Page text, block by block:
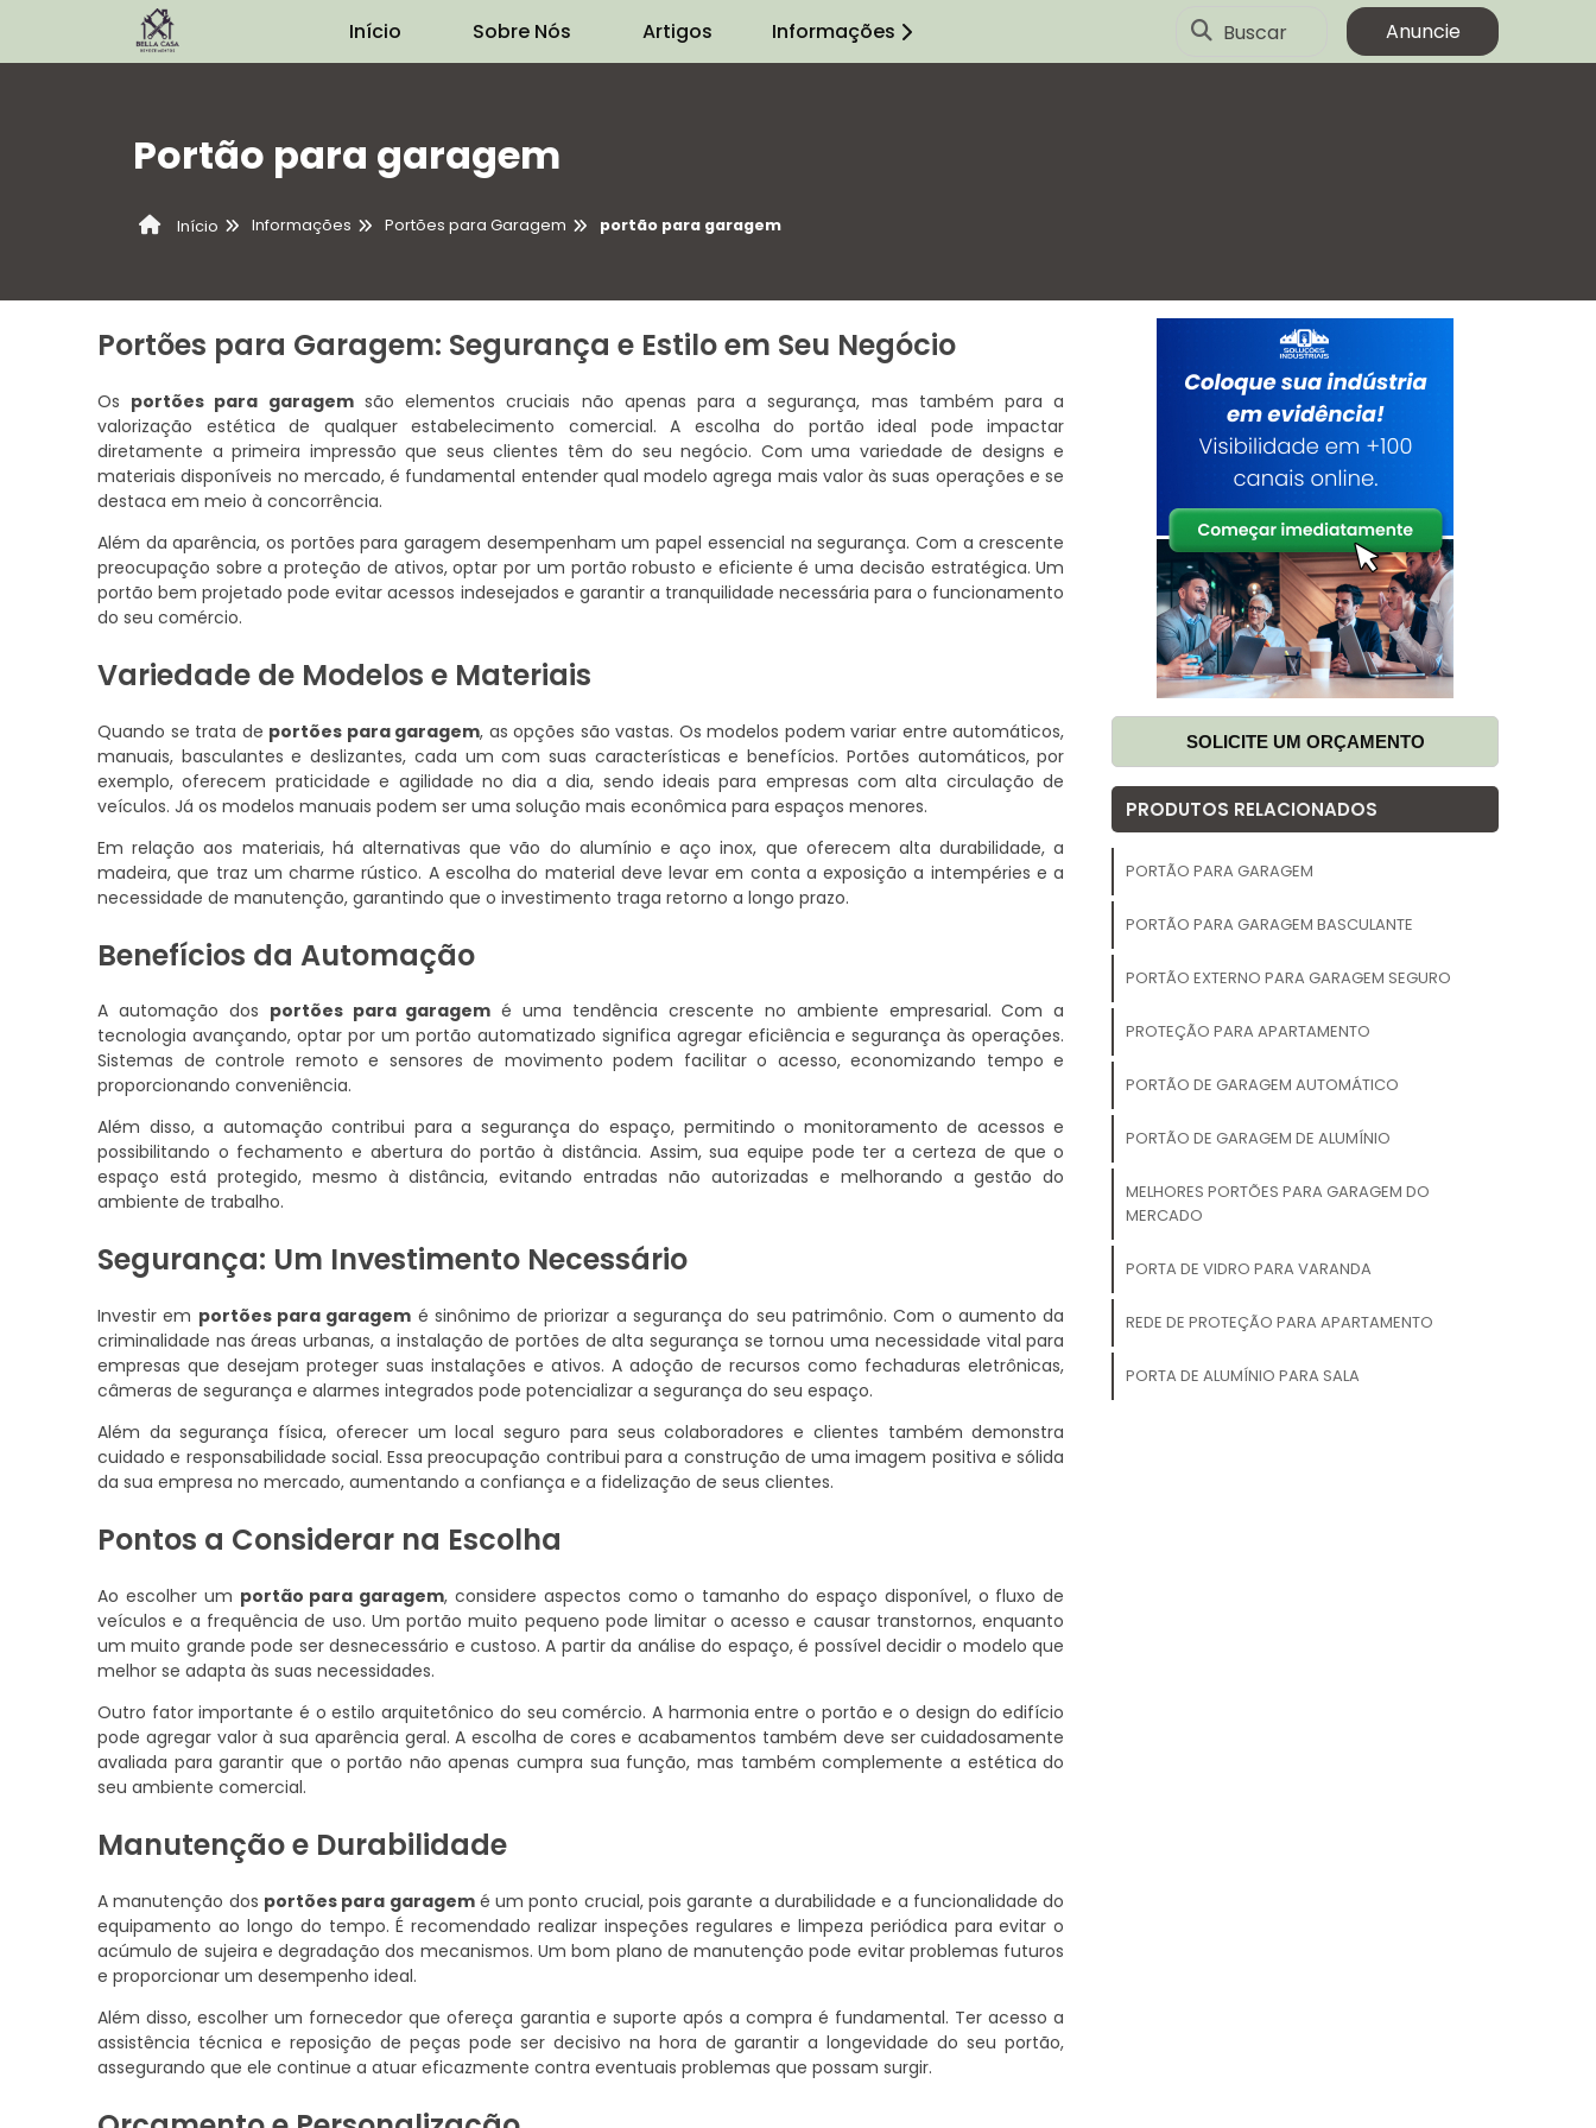
Início Sobre Nós Artigos Informações Buscar Anuncie
Portão para garagem
Início Informações Portões para Garagem portão para garagem
Portões para Garagem: Segurança e Estilo em Seu Negócio
Os portões para garagemsão elementos cruciais não apenas para a segurança, mas também para a
valorização estética de qualquer estabelecimento comercial. A escolha do portão ideal pode impactar
diretamente a primeira impressão que seus clientes têm do seu negócio. Com uma variedade de designs e
materiais disponíveis no mercado, é fundamental entender qual modelo agrega mais valor às suas operações e se
destaca em meio à concorrência.
Além da aparência, os portões para garagem desempenham um papel essencial na segurança. Com a crescente
preocupação sobre a proteção de ativos, optar por um portão robusto e eficiente é uma decisão estratégica. Um
portão bem projetado pode evitar acessos indesejados e garantir a tranquilidade necessária para o funcionamento
do seu comércio.
Variedade de Modelos e Materiais
Quando se trata de portões para garagem, as opções são vastas. Os modelos podem variar entre automáticos,
manuais, basculantes e deslizantes, cada um com suas características e benefícios. Portões automáticos, por
exemplo, oferecem praticidade e agilidade no dia a dia, sendo ideais para empresas com alta circulação de
veículos. Já os modelos manuais podem ser uma solução mais econômica para espaços menores.
Em relação aos materiais, há alternativas que vão do alumínio e aço inox, que oferecem alta durabilidade, a
madeira, que traz um charme rústico. A escolha do material deve levar em conta a exposição a intempéries e a
necessidade de manutenção, garantindo que o investimento traga retorno a longo prazo.
Benefícios da Automação
A automação dos portões para garagem é uma tendência crescente no ambiente empresarial. Com a
tecnologia avançando, optar por um portão automatizado significa agregar eficiência e segurança às operações.
Sistemas de controle remoto e sensores de movimento podem facilitar o acesso, economizando tempo e
proporcionando conveniência.
Além disso, a automação contribui para a segurança do espaço, permitindo o monitoramento de acessos e
possibilitando o fechamento e abertura do portão à distância. Assim, sua equipe pode ter a certeza de que o
espaço está protegido, mesmo à distância, evitando entradas não autorizadas e melhorando a gestão do
ambiente de trabalho.
Segurança: Um Investimento Necessário
Investir em portões para garagem é sinônimo de priorizar a segurança do seu patrimônio. Com o aumento da
criminalidade nas áreas urbanas, a instalação de portões de alta segurança se tornou uma necessidade vital para
empresas que desejam proteger suas instalações e ativos. A adoção de recursos como fechaduras eletrônicas,
câmeras de segurança e alarmes integrados pode potencializar a segurança do seu espaço.
Além da segurança física, oferecer um local seguro para seus colaboradores e clientes também demonstra
cuidado e responsabilidade social. Essa preocupação contribui para a construção de uma imagem positiva e sólida
da sua empresa no mercado, aumentando a confiança e a fidelização de seus clientes.
Pontos a Considerar na Escolha
Ao escolher um portão para garagem, considere aspectos como o tamanho do espaço disponível, o fluxo de
veículos e a frequência de uso. Um portão muito pequeno pode limitar o acesso e causar transtornos, enquanto
um muito grande pode ser desnecessário e custoso. A partir da análise do espaço, é possível decidir o modelo que
melhor se adapta às suas necessidades.
Outro fator importante é o estilo arquitetônico do seu comércio. A harmonia entre o portão e o design do edifício
pode agregar valor à sua aparência geral. A escolha de cores e acabamentos também deve ser cuidadosamente
avaliada para garantir que o portão não apenas cumpra sua função, mas também complemente a estética do
seu ambiente comercial.
Manutenção e Durabilidade
A manutenção dos portões para garagemé um ponto crucial, pois garante a durabilidade e a funcionalidade do
equipamento ao longo do tempo. É recomendado realizar inspeções regulares e limpeza periódica para evitar o
acúmulo de sujeira e degradação dos mecanismos. Um bom plano de manutenção pode evitar problemas futuros
e proporcionar um desempenho ideal.
Além disso, escolher um fornecedor que ofereça garantia e suporte após a compra é fundamental. Ter acesso a
assistência técnica e reposição de peças pode ser decisivo na hora de garantir a longevidade do seu portão,
assegurando que ele continue a atuar eficazmente contra eventuais problemas que possam surgir.
SOLICITE UM ORÇAMENTO
PRODUTOS RELACIONADOS
PORTÃO PARA GARAGEM
PORTÃO PARA GARAGEM BASCULANTE
PORTÃO EXTERNO PARA GARAGEM SEGURO
PROTEÇÃO PARA APARTAMENTO
PORTÃO DE GARAGEM AUTOMÁTICO
PORTÃO DE GARAGEM DE ALUMÍNIO
MELHORES PORTÕES PARA GARAGEM DO
MERCADO
PORTA DE VIDRO PARA VARANDA
REDE DE PROTEÇÃO PARA APARTAMENTO
PORTA DE ALUMÍNIO PARA SALA